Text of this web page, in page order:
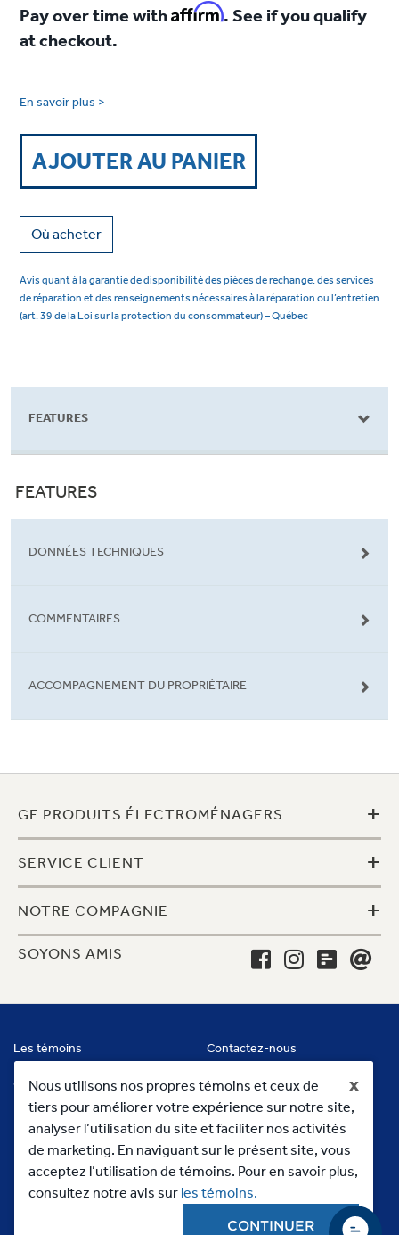
x
Nous utilisons nos propres témoins et ceux de
tiers pour améliorer votre expérience sur notre site,
analyser l’utilisation du site et faciliter nos activités
de marketing. En naviguant sur le présent site, vous
acceptez l’utilisation de témoins. Pour en savoir plus,
consultez notre avis sur les témoins.
CONTINUER
Pay over time withAffirm. See if you qualify
at checkout.
En savoir plus >
AJOUTER AU PANIER
Où acheter
Avis quant à la garantie de disponibilité des pièces de rechange, des services
de réparation et des renseignements nécessaires à la réparation ou l’entretien
(art. 39 de la Loi sur la protection du consommateur) – Québec
FEATURES
FEATURES
DONNÉES TECHNIQUES
COMMENTAIRES
ACCOMPAGNEMENT DU PROPRIÉTAIRE
GE PRODUITS ÉLECTROMÉNAGERS +
SERVICE CLIENT +
NOTRE COMPAGNIE +
SOYONS AMIS
Les témoins Contactez-nous
Conditions